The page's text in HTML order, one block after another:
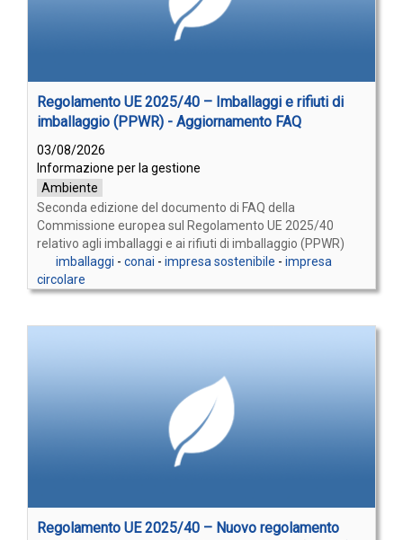
Regolamento UE 2025/40 – Imballaggi e rifiuti di
imballaggio (PPWR) - Aggiornamento FAQ
03/08/2026
Informazione per la gestione
Ambiente
Seconda edizione del documento di FAQ della
Commissione europea sul Regolamento UE 2025/40
relativo agli imballaggi e ai rifiuti di imballaggio (PPWR)
imballaggi - conai - impresa sostenibile - impresa
circolare
Regolamento UE 2025/40 – Nuovo regolamento